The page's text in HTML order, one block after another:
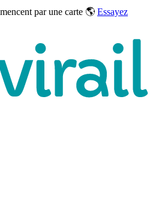
par une carte 🌎 Essayez